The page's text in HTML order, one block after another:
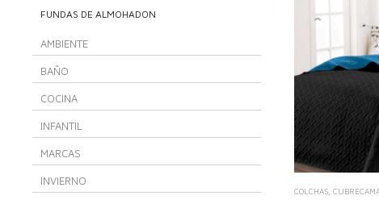
FUNDAS DE ALMOHADON
AMBIENTE
BAÑO
COCINA
INFANTIL
MARCAS
INVIERNO
COLCHAS,